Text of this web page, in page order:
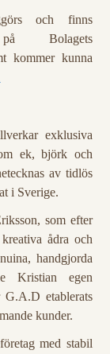
och finns
Bolagets
kommer kunna
exklusiva
ek, björk och
av tidlös
i Sverige.
som efter
ådra och
handgjorda
Kristian egen
etablerats
kunder.
med stabil